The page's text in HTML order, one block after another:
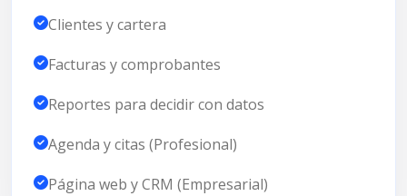
Clientes y cartera
Facturas y comprobantes
Reportes para decidir con datos
Agenda y citas (Profesional)
Página web y CRM (Empresarial)